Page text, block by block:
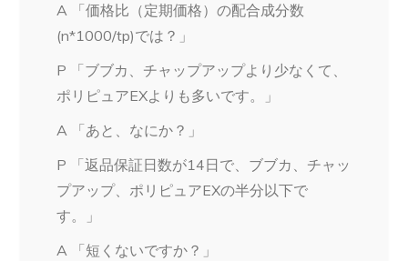
A 「価格比（定期価格）の配合成分数
(n*1000/tp)では？」
P 「ブブカ、チャップアップより少なくて、
ポリピュアEXよりも多いです。」
A 「あと、なにか？」
P 「返品保証日数が14日で、ブブカ、チャッ
プアップ、ポリピュアEXの半分以下で
す。」
A 「短くないですか？」